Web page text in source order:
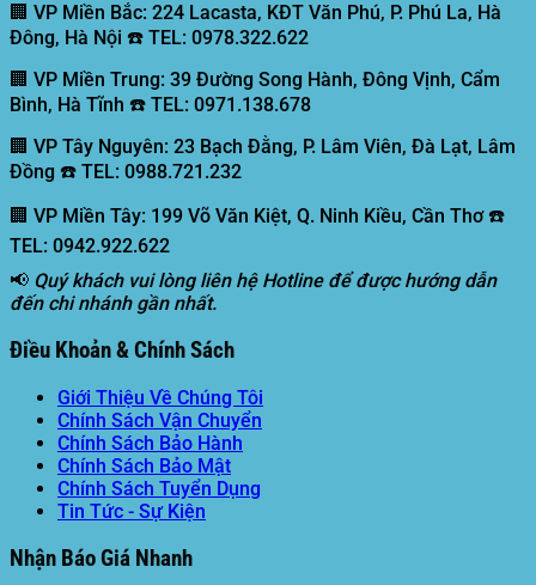
🏢 VP Miền Bắc: 224 Lacasta, KĐT Văn Phú, P. Phú La, Hà
Đông, Hà Nội ☎️ TEL: 0978.322.622
🏢 VP Miền Trung: 39 Đường Song Hành, Đông Vịnh, Cẩm
Bình, Hà Tĩnh ☎️ TEL: 0971.138.678
🏢 VP Tây Nguyên: 23 Bạch Đằng, P. Lâm Viên, Đà Lạt, Lâm
Đồng ☎️ TEL: 0988.721.232
🏢 VP Miền Tây: 199 Võ Văn Kiệt, Q. Ninh Kiều, Cần Thơ ☎️
TEL: 0942.922.622
📢 Quý khách vui lòng liên hệ Hotline để được hướng dẫn
đến chi nhánh gần nhất.
Điều Khoản & Chính Sách
Giới Thiệu Về Chúng Tôi
Chính Sách Vận Chuyển
Chính Sách Bảo Hành
Chính Sách Bảo Mật
Chính Sách Tuyển Dụng
Tin Tức - Sự Kiện
Nhận Báo Giá Nhanh